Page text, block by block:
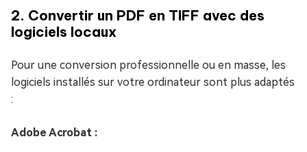
2. Convertir un PDF en TIFF avec des
logiciels locaux
Pour une conversion professionnelle ou en masse, les
logiciels installés sur votre ordinateur sont plus adaptés
:
Adobe Acrobat :